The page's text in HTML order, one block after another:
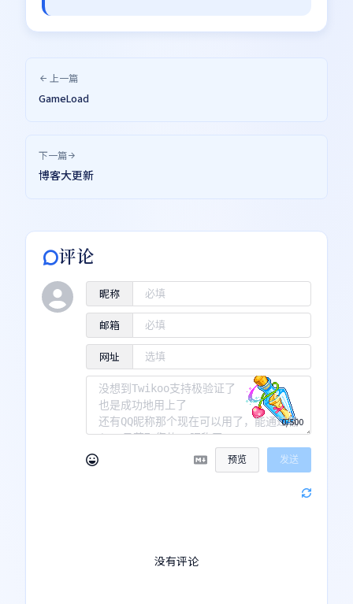
上一篇
GameLoad
下一篇
博客大更新
评论
昵称
邮箱
网址
0/500
预览 发送
没有评论